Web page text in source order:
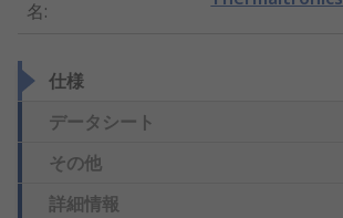
名:
仕様
データシート
その他
詳細情報